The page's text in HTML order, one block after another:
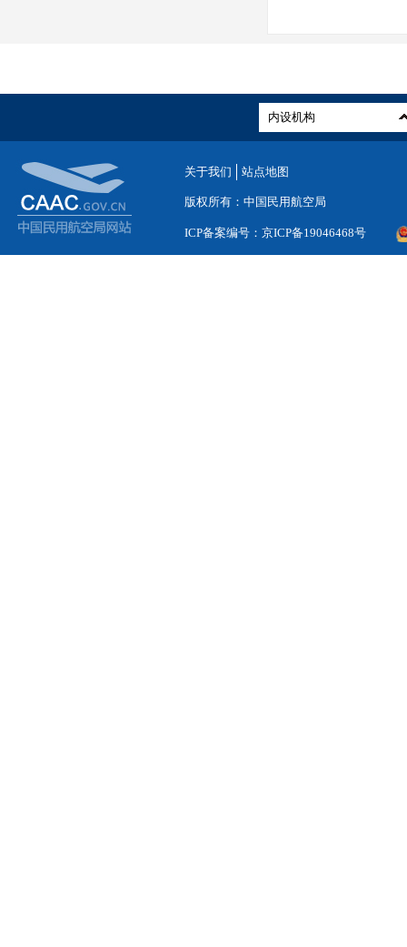
关于我们 站点地图
版权所有：中国民用航空局
ICP备案编号：京ICP备19046468号